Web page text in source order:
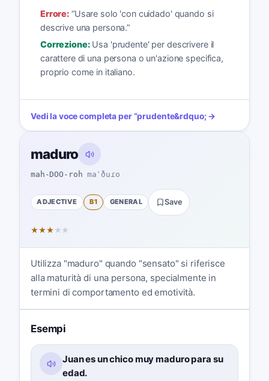
Errore: “Usare solo 'con cuidado' quando si
descrive una persona.”
Correzione: Usa 'prudente' per descrivere il
carattere di una persona o un'azione specifica,
proprio come in italiano.
Vedi la voce completa per“prudente&rdquo; →
maduro
mah-DOO-roh maˈðuɾo
ADJECTIVE B1 GENERAL Save
★★★ ★ ★
Utilizza "maduro" quando "sensato" si riferisce
alla maturità di una persona, specialmente in
termini di comportamento ed emotività.
Esempi
Juan es un chico muy maduro para su
edad.